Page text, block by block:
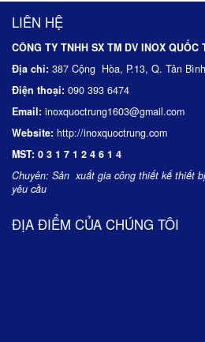
LIÊN HỆ
CÔNG TY TNHH SX TM DV INOX QUỐC
Địa chỉ: 387 Cộng Hòa, P.13, Q. Tân
Điện thoại: 090 393 6474
Email: inoxquoctrung1603@gmail.com
Website: http://inoxquoctrung.com
MST: 0 3 1 7 1 2 4 6 1 4
Chuyên: Sản xuất gia công thiết kế thiết
yêu cầu
ĐỊA ĐIỂM CỦA CHÚNG TÔI